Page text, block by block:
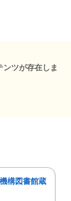
ンツが存在しま
構図書館蔵